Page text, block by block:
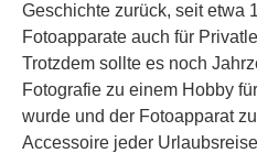
Geschichte zurück, seit etwa
Fotoapparate auch für
Trotzdem sollte es noch
Fotografie zu einem Hobby
wurde und der Fotoapparat
Accessoire jeder